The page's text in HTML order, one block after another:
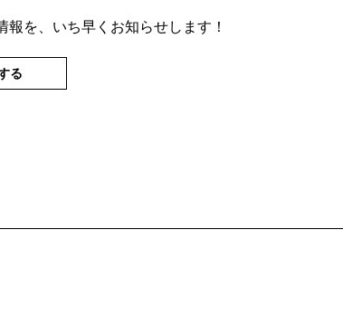
報を、いち早くお知らせします！
る